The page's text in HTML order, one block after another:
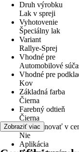
Druh výrobku
Lak v spreji
Vyhotovenie
Špeciálny lak
Variant
Rallye-Sprej
Vhodné pre
Automobilové
Vhodné pre
Kov
Základná farba
Čierna
Farebný odtieň
Čierna
Dá sa tónovať v
Nie
Aplikácia
Zobraziť viac